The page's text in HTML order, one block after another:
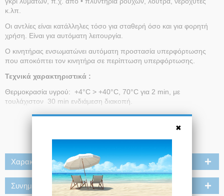
κ.λπ.
Οι αντλίες είναι κατάλληλες τόσο για σταθερή όσο και για φορητή
χρήση. Είναι για αυτόματη λειτουργία.
Ο κινητήρας ενσωματώνει αυτόματη προστασία υπερφόρτωσης
που αποκόπτει τον κινητήρα σε περίπτωση υπερφόρτωσης.
Τεχνικά χαρακτηριστικά :
Θερμοκρασία υγρού: +4°C > +40°C, 70°C για 2 min, με
τουλάχιστον 30 min ενδιάμεση διακοπή.
Τύπος πτερωτής: Ημιανοικτός
Βαθμός προστασίας: IP 68
Κλάση μόνωσης: B - CC7: F
Έξοδοι αντλίας: 2 επιλογές εξόδων από πάνω ή στο πλάι
Χαρακτηριστικά
Συνημμένα